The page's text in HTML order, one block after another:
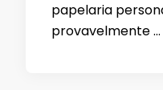
papelaria
provavelmente …